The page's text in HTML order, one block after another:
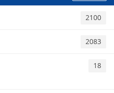
2100
2083
18